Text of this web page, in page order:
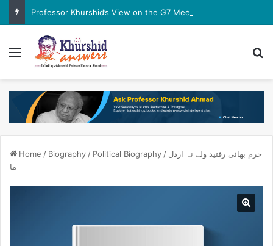
Professor Khurshid’s View on the G7 Meeting
Menu
Home / Biography / Political Biography / خرم بھائی رفتید ولے نہ ازدل
ما